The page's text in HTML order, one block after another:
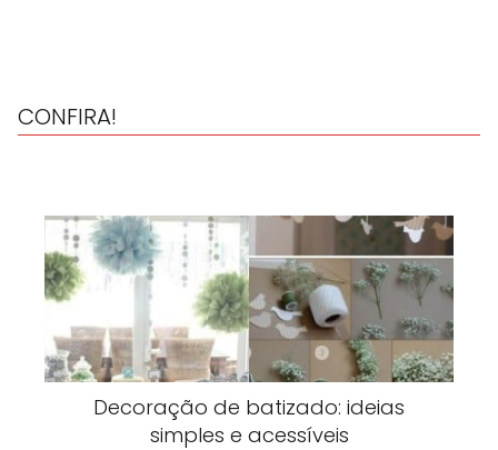
CONFIRA!
Decoração de batizado: ideias
simples e acessíveis